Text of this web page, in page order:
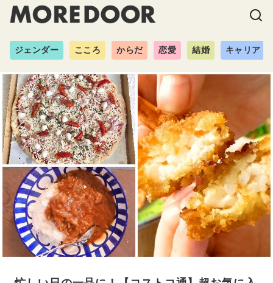
ジェンダー こころ からだ 恋愛 結婚 キャリア